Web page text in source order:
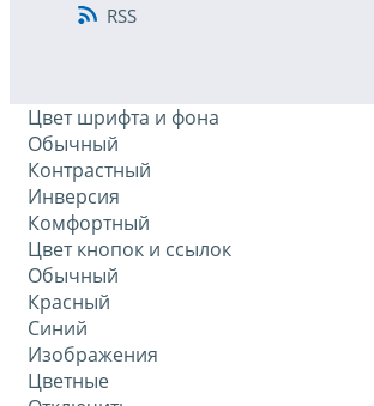
RSS
Цвет шрифта и фона
Обычный
Контрастный
Инверсия
Комфортный
Цвет кнопок и ссылок
Обычный
Красный
Синий
Изображения
Цветные